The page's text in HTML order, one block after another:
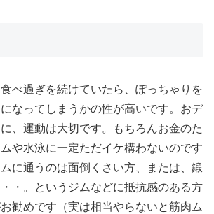
べ過ぎを続けていたら、ぽっちゃりを
なってしまうかの性が高いです。おデ
、運動は大切です。もちろんお金のた
や水泳に一定ただイケ構わないのです
に通うのは面倒くさい方、または、鍛
・。というジムなどに抵抗感のある方
勧めです（実は相当やらないと筋肉ム